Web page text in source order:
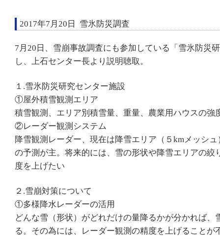
2017年7月20日 雪氷防災調査
7月20日、雪崩事故調査にも参加している「雪氷防災
し、上石センター長より説明聴取。
１.雪氷防災研究センター施設
①屋外積雪観測エリア
積雪観測、エリア別積雪量、重量、農業用ハウスの強
②レーダー観測システム
降雪観測レーダー、現在は降雪エリア（５kmメッシ
の予測が主。将来的には、雪の形状や降雪エリアの絞
度を上げたい
２.雪崩対策について
①多様降水レーダーの活用
どんな雪（形状）がどれだけの量降るかが分かれば、
る。その為には、レーダー観測の精度を上げることが